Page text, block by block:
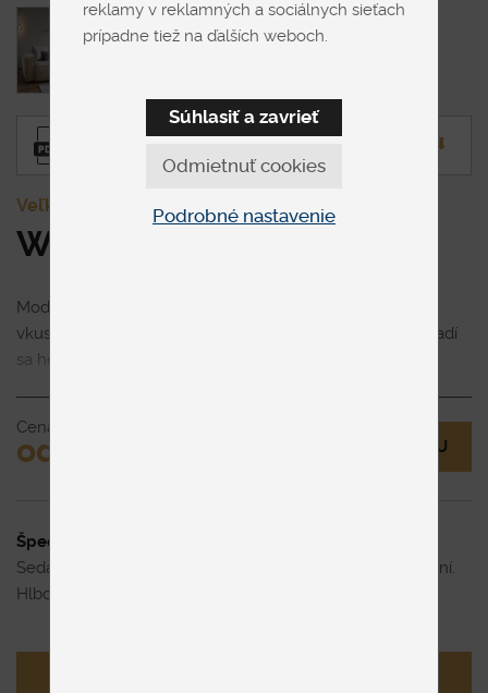
⬇︎
Veľké
Westend
Moderná modulárna sedačka Westend pre mladých s
vkusom. Minimalistický dizajn, čisté línie a premiový vzhľadí
sa hodí do industriálnych loftov, moderných garsóniek aj
Cena
od € 1,500 MÁM OTÁZKU
Špecifikácia uvedenej ceny
Sedačka Westend so šírkou 256 cm v látkovom prevedení.
Hlboké komfortné sedenie, výška sedu 40 cm .
reklamy v reklamných a sociálnych sieťach
prípadne tiež na ďalších weboch.
Odmietnuť cookies
Súhlasiť a zavrieť
Podrobné nastavenie